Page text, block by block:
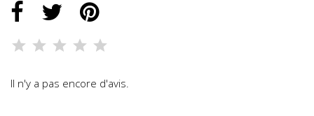
Il n'y a pas encore d'avis.